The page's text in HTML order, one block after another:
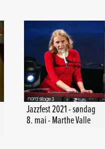
Jazzfest 2021 - søndag
8. mai - Marthe Valle